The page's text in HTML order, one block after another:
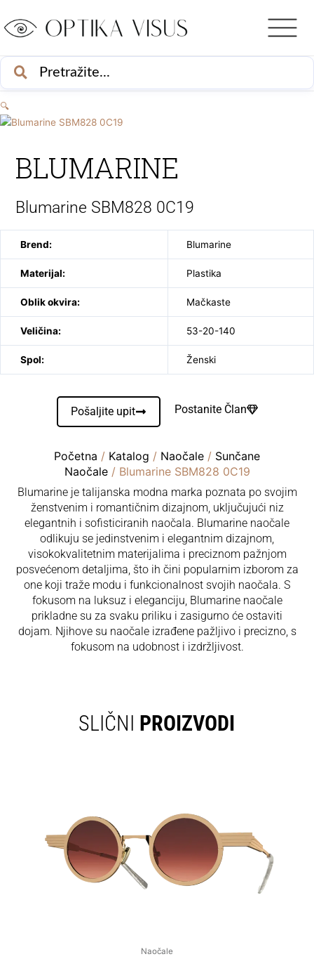
to
content
PRETRAŽI
🔍
BLUMARINE
Blumarine SBM828 0C19
Brend: Blumarine
Materijal: Plastika
Oblik okvira: Mačkaste
Veličina: 53-20-140
Spol: Ženski
Pošaljite upit Postanite Član
Početna / Katalog / Naočale / Sunčane
Naočale/ Blumarine SBM828 0C19
Blumarine je talijanska modna marka poznata po svojim
ženstvenim i romantičnim dizajnom, uključujući niz
elegantnih i sofisticiranih naočala. Blumarine naočale
odlikuju se jedinstvenim i elegantnim dizajnom,
visokokvalitetnim materijalima i preciznom pažnjom
posvećenom detaljima, što ih čini popularnim izborom za
one koji traže modu i funkcionalnost svojih naočala. S
fokusom na luksuz i eleganciju, Blumarine naočale
prikladne su za svaku priliku i zasigurno će ostaviti
dojam. Njihove su naočale izrađene pažljivo i precizno, s
fokusom na udobnost i izdržljivost.
SLIČNI PROIZVODI
Naočale